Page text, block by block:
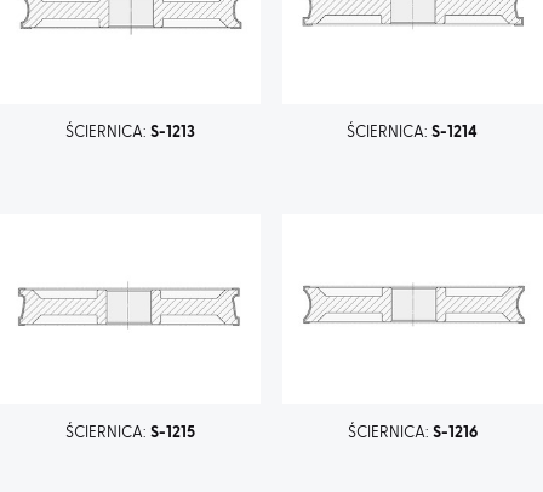
ŚCIERNICA:S-1213 ŚCIERNICA:S-1214
ŚCIERNICA:S-1215 ŚCIERNICA: S-1216